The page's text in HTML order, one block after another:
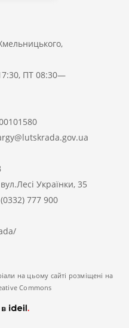
ПТ 08:30—
Українки, 35
(0332) 777 900
на цьому сайті розміщені на
Commons